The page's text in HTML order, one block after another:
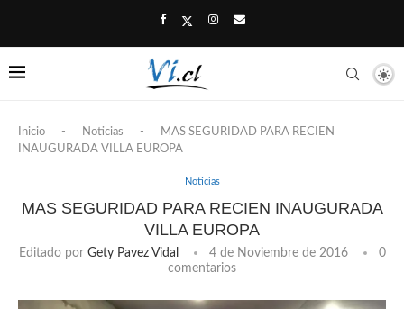
Inicio - Noticias -
MAS SEGURIDAD PARA RECIEN
INAUGURADA VILLA EUROPA
Noticias
MAS SEGURIDAD PARA RECIEN INAUGURADA
VILLA EUROPA
Editado por Gety Pavez Vidal 4 de Noviembre de 2016
0
comentarios